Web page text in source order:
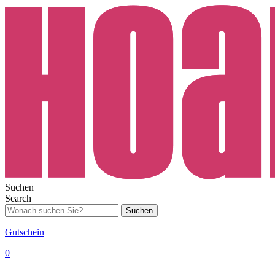
Suchen
Search
Suchen
Gutschein
0